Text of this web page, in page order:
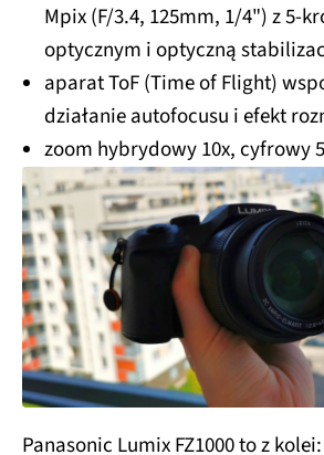
Mpix (F/3.4, 125mm, 1/4") z 5-
optycznym i optyczną
aparat ToF (Time of Flight)
działanie autofocusu i efekt
zoom hybrydowy 10x, cyfrowy
Panasonic Lumix FZ1000 to z kolei: